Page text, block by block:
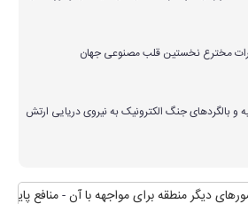
مخترع نخستین قلب مصنوعی جهان
و بالگردهای جنگ الکترونیک به نیروی دریایی ارتش
دیگر منطقه برای مواجهه با آن منافع